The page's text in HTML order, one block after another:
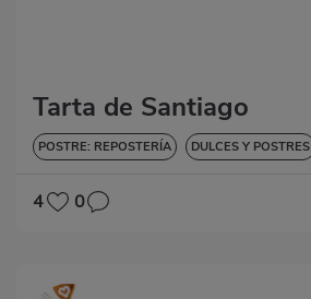
Tarta de Santiago
POSTRE: REPOSTERÍA DULCES Y POSTRES
4 0